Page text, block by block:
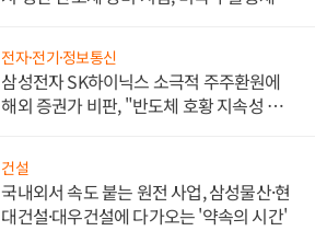
전자·전기·정보통신
삼성전자 SK하이닉스 소극적 주주환원에
해외 증권가 비판, "반도체 호황 지속성 의
건설
국내외서 속도 붙는 원전 사업, 삼성물산·현
대건설·대우건설에 다가오는 '약속의 시간'